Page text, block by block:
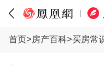
首页>房产百科>买房常